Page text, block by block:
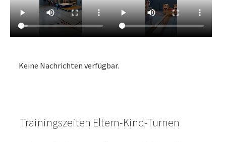
Keine Nachrichten verfügbar.
Trainingszeiten Eltern-Kind-Turnen